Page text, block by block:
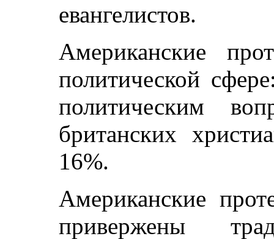
евангелистов.
Американские
политической
политическим
британских
16%.
Американские
привержены